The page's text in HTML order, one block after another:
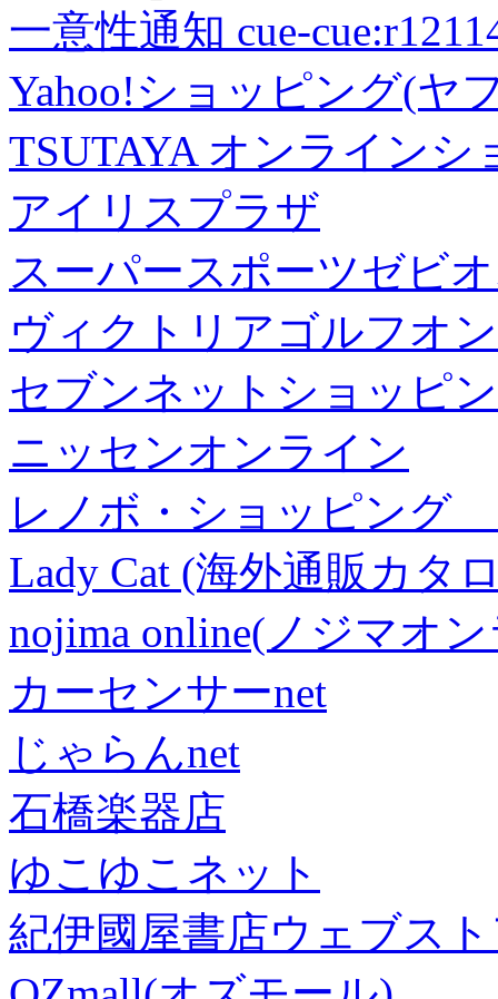
一意性通知 cue-
Yahoo!ショッピング(ヤ
TSUTAYA オンラインシ
アイリスプラザ
スーパースポーツゼビ
ヴィクトリアゴルフオ
セブンネットショッピ
ニッセンオンライン
レノボ・ショッピング
Lady Cat (海外通販カタ
nojima online(ノジマオ
カーセンサーnet
じゃらんnet
石橋楽器店
ゆこゆこネット
紀伊國屋書店ウェブス